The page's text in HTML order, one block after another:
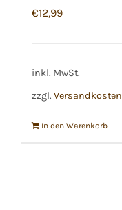
€12,99
inkl. MwSt.
zzgl. Versandkosten
In den Warenkorb